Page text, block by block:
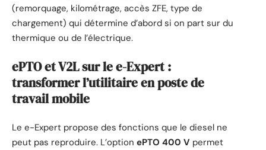
(remorquage, kilométrage, accès ZFE, type de
chargement) qui détermine d’abord si on part sur du
thermique ou de l’électrique.
ePTO et V2L sur le e-Expert :
transformer l’utilitaire en poste de
travail mobile
Le e-Expert propose des fonctions que le diesel ne
peut pas reproduire. L’option ePTO 400 V permet